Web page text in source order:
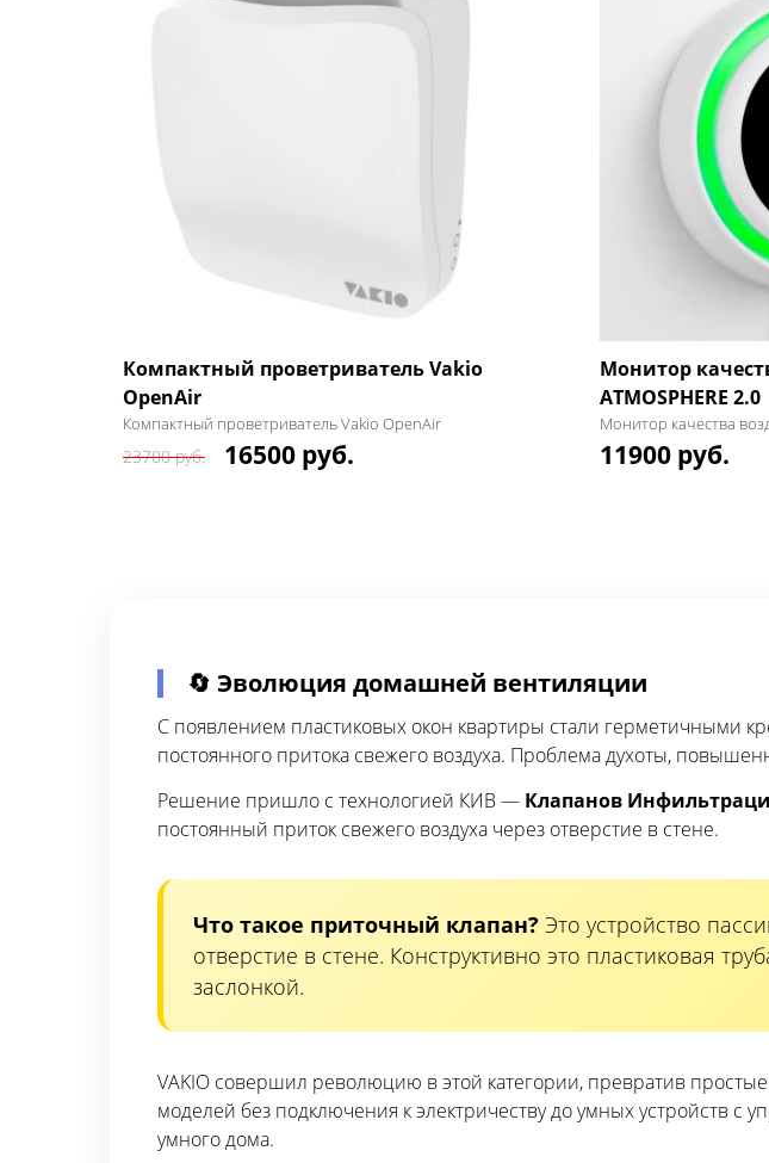
Компактный проветриватель Vakio
OpenAir
Компактный проветриватель Vakio OpenAir
23700 руб. 16500 руб.
Монитор
ATMOSPHERE 2.0
Монитор качества
11900 руб.
🔄 Эволюция домашней вентиляции
С появлением пластиковых окон квартиры стали
постоянного притока свежего воздуха. Проблема духоты,
Решение пришло с технологией КИВ — Клапанов
постоянный приток свежего воздуха через отверстие в стене.
Что такое приточный клапан? Это устройство
отверстие в стене. Конструктивно это пластиковая
заслонкой.
VAKIO совершил революцию в этой категории, превратив
моделей без подключения к электричеству до умных устройств с
умного дома.